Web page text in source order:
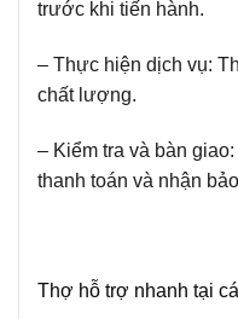
trước khi tiến hành.
– Thực hiện dịch vụ:
chất lượng.
– Kiểm tra và bàn
thanh toán và nhận
Thợ hỗ trợ nhanh tại